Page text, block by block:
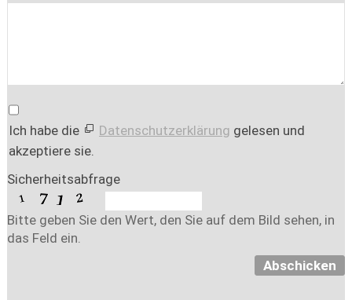
Ich habe die Datenschutzerklärung gelesen und
akzeptiere sie.
Sicherheitsabfrage
Bitte geben Sie den Wert, den Sie auf dem Bild sehen, in
das Feld ein.
Abschicken